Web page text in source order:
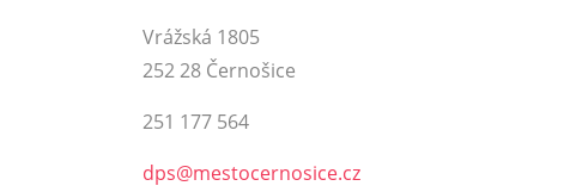
Vrážská 1805
252 28 Černošice
251 177 564
dps@mestocernosice.cz